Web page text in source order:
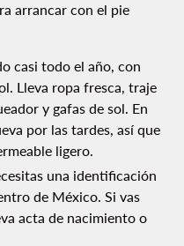
arrancar con el pie
casi todo el año, con
Lleva ropa fresca, traje
y gafas de sol. En
por las tardes, así que
ligero.
una identificación
de México. Si vas
acta de nacimiento o